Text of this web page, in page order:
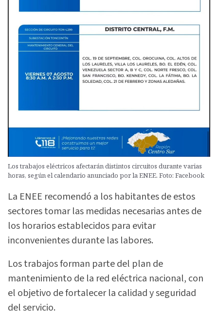
Los trabajos eléctricos afectarán distintos circuitos durante varias
horas, según el calendario anunciado por la ENEE. Foto: Facebook
La ENEE recomendó a los habitantes de estos
sectores tomar las medidas necesarias antes de
los horarios establecidos para evitar
inconvenientes durante las labores.
Los trabajos forman parte del plan de
mantenimiento de la red eléctrica nacional, con
el objetivo de fortalecer la calidad y seguridad
del servicio.